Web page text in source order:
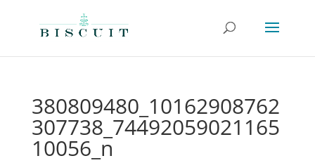
380809480_10162908762
307738_74492059021165
10056_n